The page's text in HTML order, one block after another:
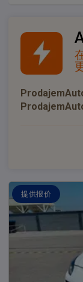
nastoji da svi
odgovornost za
i karakteristika
Zamena je
提供报价